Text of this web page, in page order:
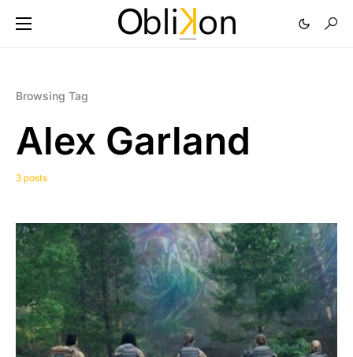
Browsing Tag
Alex Garland
3 posts